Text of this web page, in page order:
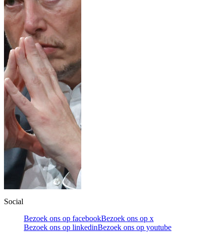
Social
Bezoek ons op facebookBezoek ons op x
Bezoek ons op linkedinBezoek ons op youtube